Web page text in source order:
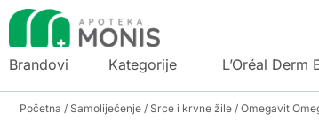
Brandovi Kategorije L’Oréal Derm
Početna / Samoliječenje / Srce i krvne žile / Omegavit